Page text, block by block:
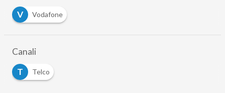
V
Vodafone
Canali
T
Telco